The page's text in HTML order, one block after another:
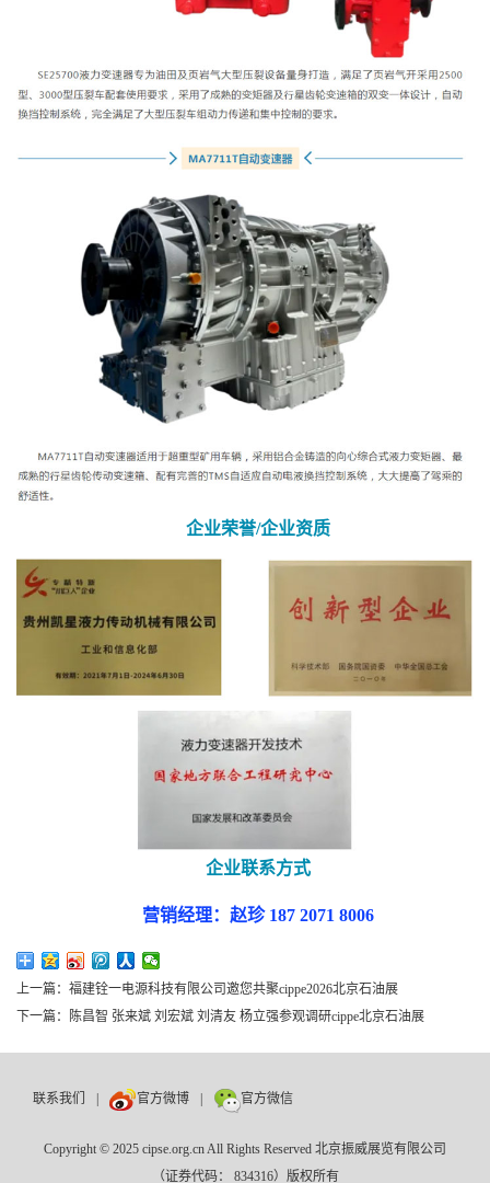
企业荣誉/企业资质
企业联系方式
营销经理：赵珍 187 2071 8006
上一篇：福建铨一电源科技有限公司邀您共聚cippe2026北京石油展
下一篇：陈昌智 张来斌 刘宏斌 刘清友 杨立强参观调研cippe北京石油展
联系我们 官方微博 官方微信
Copyright © 2025 cipse.org.cn All Rights Reserved 北京振威展览有限公司
（证券代码： 834316）版权所有